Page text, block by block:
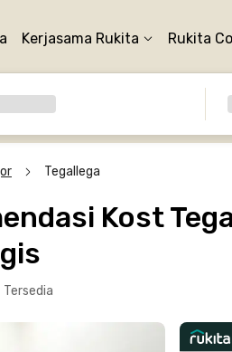
Kerjasama Rukita Rukita
Tegallega
Kost
Tersedia